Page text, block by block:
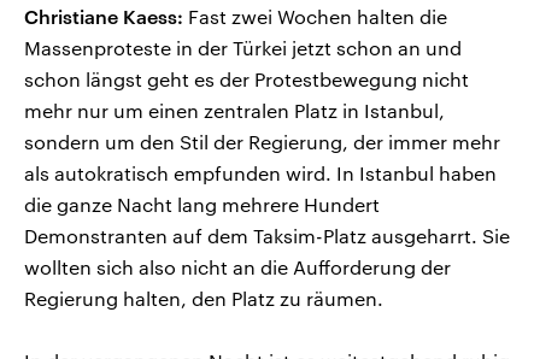
Audio-Archiv
Christiane Kaess: Fast zwei Wochen halten die
Massenproteste in der Türkei jetzt schon an und
schon längst geht es der Protestbewegung nicht
mehr nur um einen zentralen Platz in Istanbul,
sondern um den Stil der Regierung, der immer mehr
als autokratisch empfunden wird. In Istanbul haben
die ganze Nacht lang mehrere Hundert
Demonstranten auf dem Taksim-Platz ausgeharrt. Sie
wollten sich also nicht an die Aufforderung der
Regierung halten, den Platz zu räumen.